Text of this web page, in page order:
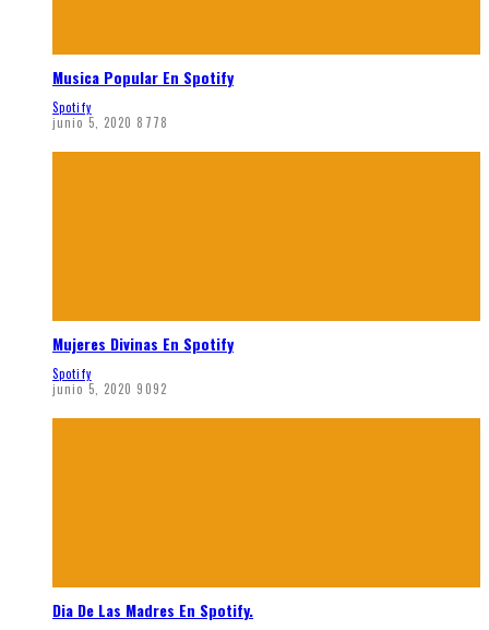
Musica Popular En Spotify
Spotify
junio 5, 2020 8778
Mujeres Divinas En Spotify
Spotify
junio 5, 2020 9092
Dia De Las Madres En Spotify.